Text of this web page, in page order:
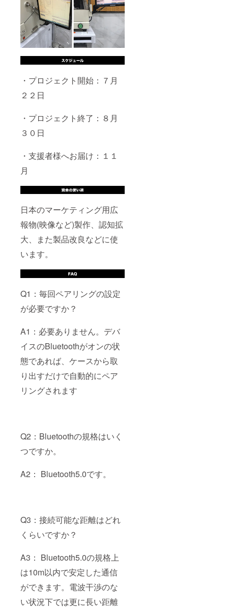
・プロジェクト開始：７月
２２日
・プロジェクト終了：８月
３０日
・支援者様へお届け：１１
月
日本のマーケティング用広
報物(映像など)製作、認知拡
大、また製品改良などに使
います。
Q1：毎回ペアリングの設定
が必要ですか？
A1：必要ありません。デバ
イスのBluetoothがオンの状
態であれば、ケースから取
り出すだけで自動的にペア
リングされます
Q2：Bluetoothの規格はいく
つですか。
A2： Bluetooth5.0です。
Q3：接続可能な距離はどれ
くらいですか？
A3： Bluetooth5.0の規格上
は10m以内で安定した通信
ができます。電波干渉のな
い状況下では更に長い距離